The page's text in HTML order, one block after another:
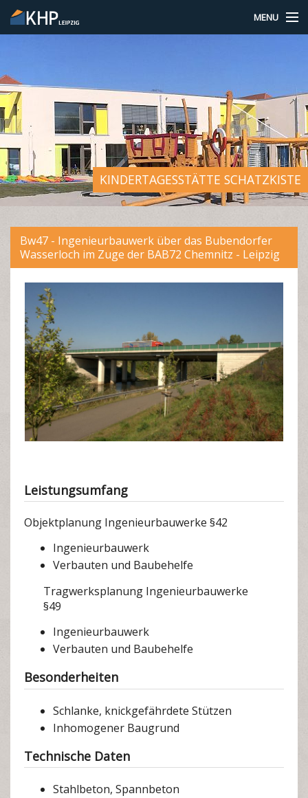
MENU
AKTUELLES
LEISTUNGSBEREICHE
REFERENZEN
ANSPRECHPARTNER
KONTAKT
KINDERTAGESSTÄTTE SCHATZKISTE
Bw47 - Ingenieurbauwerk über das Bubendorfer
Wasserloch im Zuge der BAB72 Chemnitz - Leipzig
Leistungsumfang
Objektplanung Ingenieurbauwerke §42
Ingenieurbauwerk
Verbauten und Baubehelfe
Tragwerksplanung Ingenieurbauwerke
§49
Ingenieurbauwerk
Verbauten und Baubehelfe
Besonderheiten
Schlanke, knickgefährdete Stützen
Inhomogener Baugrund
Technische Daten
Stahlbeton, Spannbeton